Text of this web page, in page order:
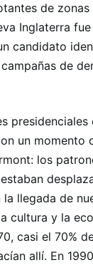
de zonas
Inglaterra
candidato
de
presidenciales
un momento
los
llegada de
cultura y la
casi el 70%
allí. En